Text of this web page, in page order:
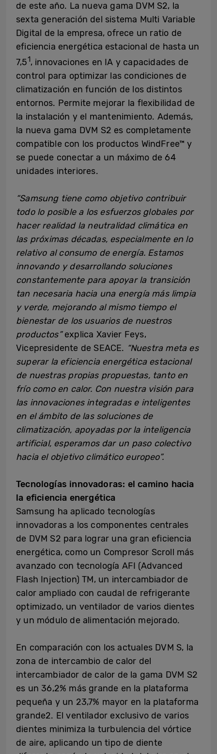
de este año. La nueva gama DVM S2, la
sexta generación del sistema Multi Variable
Digital de la empresa, ofrece un ratio de
eficiencia energética estacional de hasta un
7,51, innovaciones en IA y capacidades de
control para optimizar las condiciones de
climatización en función de los distintos
entornos. Permite mejorar la flexibilidad de
la instalación y el mantenimiento. Además,
la nueva gama DVM S2 es completamente
compatible con los productos WindFree™ y
se puede conectar a un máximo de 64
unidades interiores.
“Samsung tiene como objetivo contribuir
todo lo posible a los esfuerzos globales por
hacer realidad la neutralidad climática en
las próximas décadas, especialmente en lo
relativo al consumo de energía. Estamos
innovando y desarrollando soluciones
constantemente para apoyar la transición
tan necesaria hacia una energía más limpia
y verde, mejorando al mismo tiempo el
bienestar de los usuarios de nuestros
productos”explica Xavier Feys,
Vicepresidente de SEACE. “Nuestra meta es
superar la eficiencia energética estacional
de nuestras propias propuestas, tanto en
frío como en calor. Con nuestra visión para
las innovaciones integradas e inteligentes
en el ámbito de las soluciones de
climatización, apoyadas por la inteligencia
artificial, esperamos dar un paso colectivo
hacia el objetivo climático europeo”.
Tecnologías innovadoras: el camino hacia
la eficiencia energética
Samsung ha aplicado tecnologías
innovadoras a los componentes centrales
de DVM S2 para lograr una gran eficiencia
energética, como un Compresor Scroll más
avanzado con tecnología AFI (Advanced
Flash Injection) TM, un intercambiador de
calor ampliado con caudal de refrigerante
optimizado, un ventilador de varios dientes
y un módulo de alimentación mejorado.
En comparación con los actuales DVM S, la
zona de intercambio de calor del
intercambiador de calor de la gama DVM S2
es un 36,2% más grande en la plataforma
pequeña y un 23,7% mayor en la plataforma
grande2. El ventilador exclusivo de varios
dientes minimiza la turbulencia del vórtice
de aire, aplicando un tipo de diente